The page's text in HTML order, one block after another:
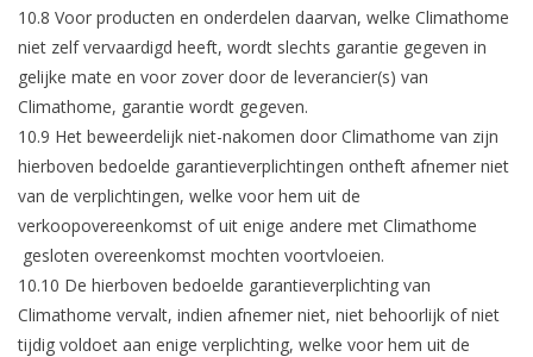
10.8 Voor producten en onderdelen daarvan, welke Climathome
niet zelf vervaardigd heeft, wordt slechts garantie gegeven in
gelijke mate en voor zover door de leverancier(s) van
Climathome, garantie wordt gegeven.
10.9 Het beweerdelijk niet-nakomen door Climathome van zijn
hierboven bedoelde garantieverplichtingen ontheft afnemer niet
van de verplichtingen, welke voor hem uit de
verkoopovereenkomst of uit enige andere met Climathome
gesloten overeenkomst mochten voortvloeien.
10.10 De hierboven bedoelde garantieverplichting van
Climathome vervalt, indien afnemer niet, niet behoorlijk of niet
tijdig voldoet aan enige verplichting, welke voor hem uit de